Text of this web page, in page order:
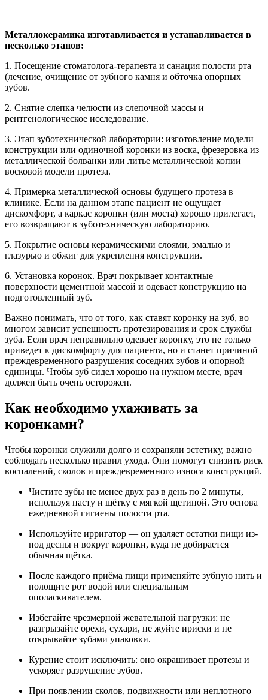
Металлокерамика изготавливается и устанавливается в
несколько этапов:
1. Посещение стоматолога-терапевта и санация полости рта
(лечение, очищение от зубного камня и обточка опорных
зубов.
2. Снятие слепка челюсти из слепочной массы и
рентгенологическое исследование.
3. Этап зуботехнической лаборатории: изготовление модели
конструкции или одиночной коронки из воска, фрезеровка из
металлической болванки или литье металлической копии
восковой модели протеза.
4. Примерка металлической основы будущего протеза в
клинике. Если на данном этапе пациент не ощущает
дискомфорт, а каркас коронки (или моста) хорошо прилегает,
его возвращают в зуботехническую лабораторию.
5. Покрытие основы керамическими слоями, эмалью и
глазурью и обжиг для укрепления конструкции.
6. Установка коронок. Врач покрывает контактные
поверхности цементной массой и одевает конструкцию на
подготовленный зуб.
Важно понимать, что от того, как ставят коронку на зуб, во
многом зависит успешность протезирования и срок службы
зуба. Если врач неправильно одевает коронку, это не только
приведет к дискомфорту для пациента, но и станет причиной
преждевременного разрушения соседних зубов и опорной
единицы. Чтобы зуб сидел хорошо на нужном месте, врач
должен быть очень осторожен.
Как необходимо ухаживать за
коронками?
Чтобы коронки служили долго и сохраняли эстетику, важно
соблюдать несколько правил ухода. Они помогут снизить риск
воспалений, сколов и преждевременного износа конструкций.
Чистите зубы не менее двух раз в день по 2 минуты,
используя пасту и щётку с мягкой щетиной. Это основа
ежедневной гигиены полости рта.
Используйте ирригатор — он удаляет остатки пищи из-
под десны и вокруг коронки, куда не добирается
обычная щётка.
После каждого приёма пищи применяйте зубную нить и
полощите рот водой или специальным
ополаскивателем.
Избегайте чрезмерной жевательной нагрузки: не
разгрызайте орехи, сухари, не жуйте ириски и не
открывайте зубами упаковки.
Курение стоит исключить: оно окрашивает протезы и
ускоряет разрушение зубов.
При появлении сколов, подвижности или неплотного